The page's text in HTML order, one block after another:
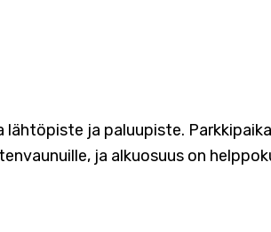
ja paluupiste.
ja alkuosuus on